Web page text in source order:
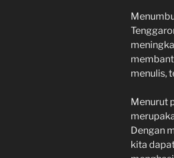
menulis,
Menurut
Dengan
kita